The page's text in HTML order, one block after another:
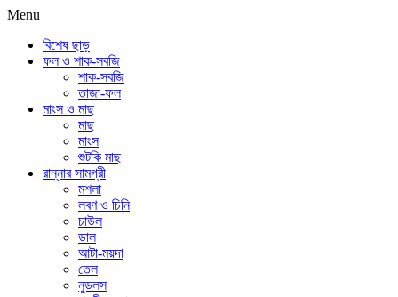
Menu
বিশেষ ছাড়
ফল ও শাক-সবজি
শাক-সবজি
তাজা-ফল
মাংস ও মাছ
মাছ
মাংস
শুটকি মাছ
রান্নার সামগ্রী
মশলা
লবণ ও চিনি
চাউল
ডাল
আটা-ময়দা
তেল
নুডলস